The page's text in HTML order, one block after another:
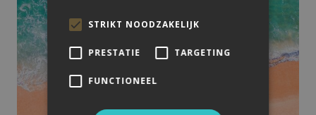
STRIKT NOODZAKELIJK
PRESTATIE TARGETING
FUNCTIONEEL